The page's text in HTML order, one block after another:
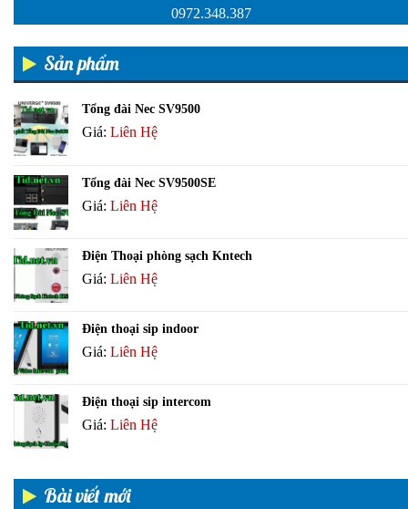
0972.348.387
Sản phẩm
Tổng đài Nec SV9500
Giá: Liên Hệ
Tổng đài Nec SV9500SE
Giá: Liên Hệ
Điện Thoại phòng sạch Kntech
Giá: Liên Hệ
Điện thoại sip indoor
Giá: Liên Hệ
Điện thoại sip intercom
Giá: Liên Hệ
Bài viết mới